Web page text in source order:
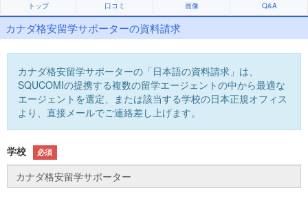
トップ 口コミ 画像 Q&A
カナダ格安留学サポーターの資料請求
カナダ格安留学サポーターの「日本語の資料請求」は、
SQUCOMIの提携する複数の留学エージェントの中から最適な
エージェントを選定、または該当する学校の日本正規オフィス
より、直接メールでご連絡差し上げます。
学校 必須